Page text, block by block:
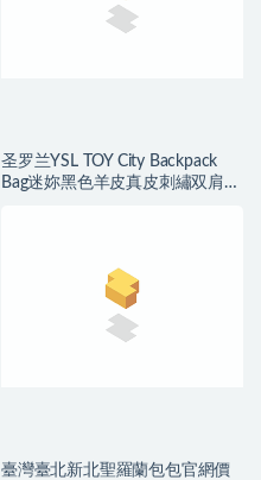
圣罗兰YSL TOY City Backpack
Bag迷妳黑色羊皮真皮刺繡双肩背
臺灣臺北新北聖羅蘭包包官網價